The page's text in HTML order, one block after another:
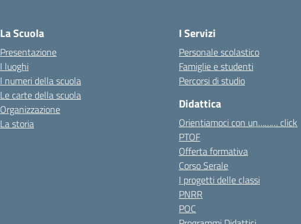
La Scuola
Presentazione
I luoghi
I numeri della scuola
Le carte della scuola
Organizzazione
La storia
I Servizi
Personale scolastico
Famiglie e studenti
Percorsi di studio
Didattica
Orientiamoci con un……… click
PTOF
Offerta formativa
Corso Serale
I progetti delle classi
PNRR
POC